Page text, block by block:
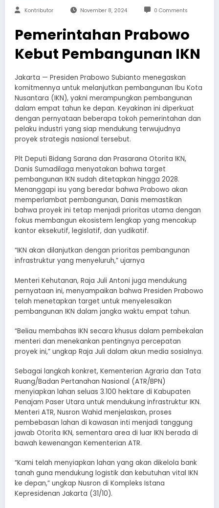
Kontributor November 8, 2024 0 Comments
Pemerintahan Prabowo
Kebut Pembangunan IKN
Jakarta — Presiden Prabowo Subianto menegaskan
komitmennya untuk melanjutkan pembangunan Ibu Kota
Nusantara (IKN), yakni merampungkan pembangunan
dalam empat tahun ke depan. Keyakinan ini diperkuat
dengan pernyataan beberapa tokoh pemerintahan dan
pelaku industri yang siap mendukung terwujudnya
proyek strategis nasional tersebut.
Plt Deputi Bidang Sarana dan Prasarana Otorita IKN,
Danis Sumadilaga menyatakan bahwa target
pembangunan IKN sudah ditetapkan hingga 2028.
Menanggapi isu yang beredar bahwa Prabowo akan
memperlambat pembangunan, Danis memastikan
bahwa proyek ini tetap menjadi prioritas utama dengan
fokus membangun ekosistem lengkap yang mencakup
kantor eksekutif, legislatif, dan yudikatif.
“IKN akan dilanjutkan dengan prioritas pembangunan
infrastruktur yang menyeluruh,” ujarnya
Menteri Kehutanan, Raja Juli Antoni juga mendukung
pernyataan ini, menyampaikan bahwa Presiden Prabowo
telah menetapkan target untuk menyelesaikan
pembangunan IKN dalam jangka waktu empat tahun.
“Beliau membahas IKN secara khusus dalam pembekalan
menteri dan menekankan pentingnya percepatan
proyek ini,” ungkap Raja Juli dalam akun media sosialnya.
Sebagai langkah konkret, Kementerian Agraria dan Tata
Ruang/Badan Pertanahan Nasional (ATR/BPN)
menyiapkan lahan seluas 3.100 hektare di Kabupaten
Penajam Paser Utara untuk mendukung infrastruktur IKN.
Menteri ATR, Nusron Wahid menjelaskan, proses
pembebasan lahan di kawasan inti menjadi tanggung
jawab Otorita IKN, sementara area di luar IKN berada di
bawah kewenangan Kementerian ATR.
“Kami telah menyiapkan lahan yang akan dikelola bank
tanah guna mendukung logistik dan kebutuhan vital IKN
ke depan,” ungkap Nusron di Kompleks Istana
Kepresidenan Jakarta (31/10).